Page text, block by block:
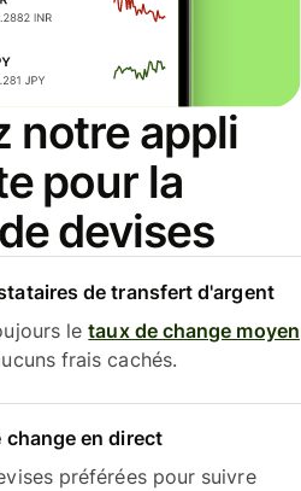
notre appli
pour la
devises
de transfert d'argent
letaux de change moyen
frais cachés.
change en direct
préférées pour suivre